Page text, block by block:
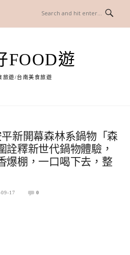
FOOD遊
旅遊/台南美食旅遊
新開幕森林系鍋物「森
詮釋新世代鍋物體驗，
爆棚，一口喝下去，整
17 0